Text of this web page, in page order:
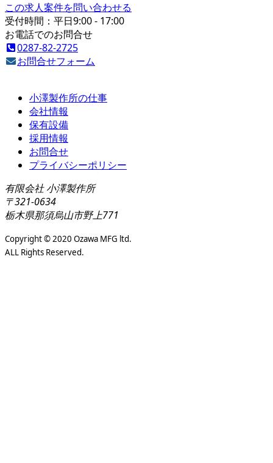
この求人案件を問い合わせる
受付時間：平日9:00 - 17:00
お電話でのお問合せ
0287-82-2725
お問合せフォーム
小澤製作所の仕事
会社情報
保有設備
採用情報
お問合せ
プライバシーポリシー
有限会社 小澤製作所
〒321-0634
栃木県那須烏山市野上771
Copyright © 2020 Ozawa MFG ltd.
ALL Rights Reserved.